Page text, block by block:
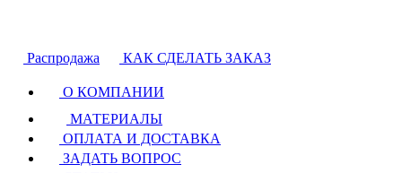
Распродажа КАК СДЕЛАТЬ ЗАКАЗ
О КОМПАНИИ
МАТЕРИАЛЫ
ОПЛАТА И ДОСТАВКА
ЗАДАТЬ ВОПРОС